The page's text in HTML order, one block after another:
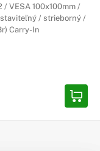
/ VESA 100x100mm /
/ strieborný /
Carry-In